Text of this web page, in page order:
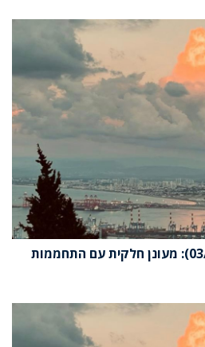
תחזית מזג האוויר(03/07/24): מעונן חלקית עם התחממות